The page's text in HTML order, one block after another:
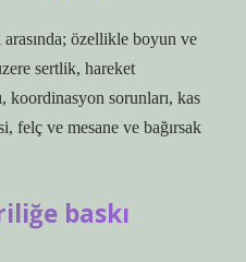
özellikle boyun ve
sertlik, hareket
koordinasyon sorunları, kas
felç ve mesane ve bağırsak
baskı